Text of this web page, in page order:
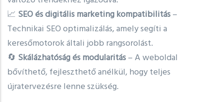
📈 SEO és digitális marketing kompatibilitás–
Technikai SEO optimalizálás, amely segíti a
keresőmotorok általi jobb rangsorolást.
🔄 Skálázhatóság és modularitás– A weboldal
bővíthető, fejleszthető anélkül, hogy teljes
újratervezésre lenne szükség.